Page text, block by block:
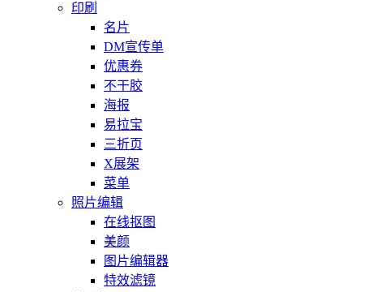
印刷
名片
DM宣传单
优惠券
不干胶
海报
易拉宝
三折页
X展架
菜单
照片编辑
在线抠图
美颜
图片编辑器
特效滤镜